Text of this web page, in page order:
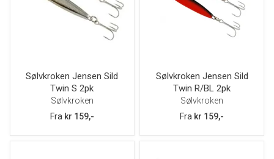
Sølvkroken Jensen Sild
Twin S 2pk
Sølvkroken
Fra kr 159,-
Sølvkroken Jensen Sild
Twin R/BL 2pk
Sølvkroken
Fra kr 159,-